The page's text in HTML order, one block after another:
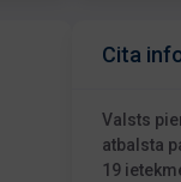
Cita
Valsts
atbalsta
19